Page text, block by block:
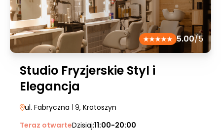
5.00/5
Studio Fryzjerskie Styl i
Elegancja
ul. Fabryczna | 9, Krotoszyn
Teraz otwarteDzisiaj:11:00-20:00